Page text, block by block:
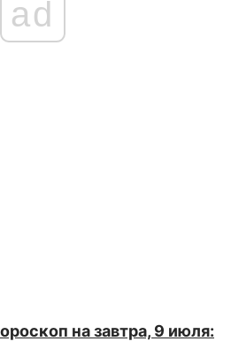
ad
на завтра, 9 июля: